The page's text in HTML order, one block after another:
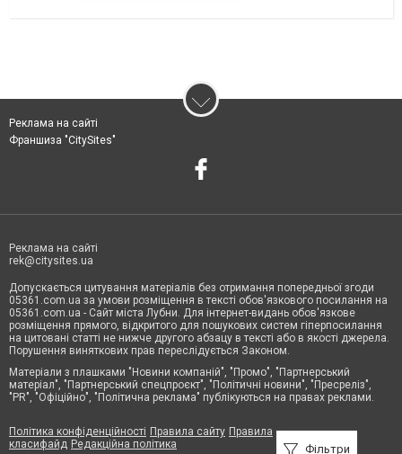
Фільтри
Реклама на сайті
Франшиза "CitySites"
Реклама на сайті
rek@citysites.ua
Допускається цитування матеріалів без отримання попередньої згоди
05361.com.ua за умови розміщення в тексті обов'язкового посилання на
05361.com.ua - Сайт міста Лубни. Для інтернет-видань обов'язкове
розміщення прямого, відкритого для пошукових систем гіперпосилання
на цитовані статті не нижче другого абзацу в тексті або в якості джерела.
Порушення виняткових прав переслідується Законом.
Матеріали з плашками "Новини компаній", "Промо", "Партнерський
матеріал", "Партнерський спецпроєкт", "Політичні новини", "Пресреліз",
"PR", "Офіційно", "Політична реклама" публікуються на правах реклами.
Політика конфіденційності Правила сайту Правила
класифайд Редакційна політика